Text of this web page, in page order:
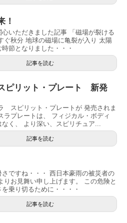
！
いただきました記事 「磁場が裂ける
ぐ秋分 地球の磁場に亀裂が入り 太陽
節となりました・・・
記事を読む
ピリット・プレート 新発
スピリット・プレートが 発売されま
ラプレートは、 フィジカル・ボディ
なく、 より深い、スピリチュア...
記事を読む
さですね・・・ 西日本豪雨の被災者の
りお見舞い申し上げます。 この危険と
乗り切るために・・・・
記事を読む